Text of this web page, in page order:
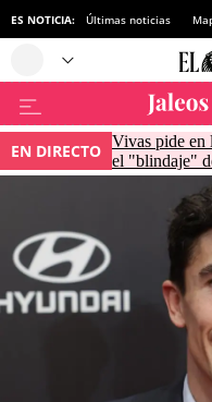
ES NOTICIA: Últimas noticias
EN DIRECTO Vivas pide en
el "blindaje"